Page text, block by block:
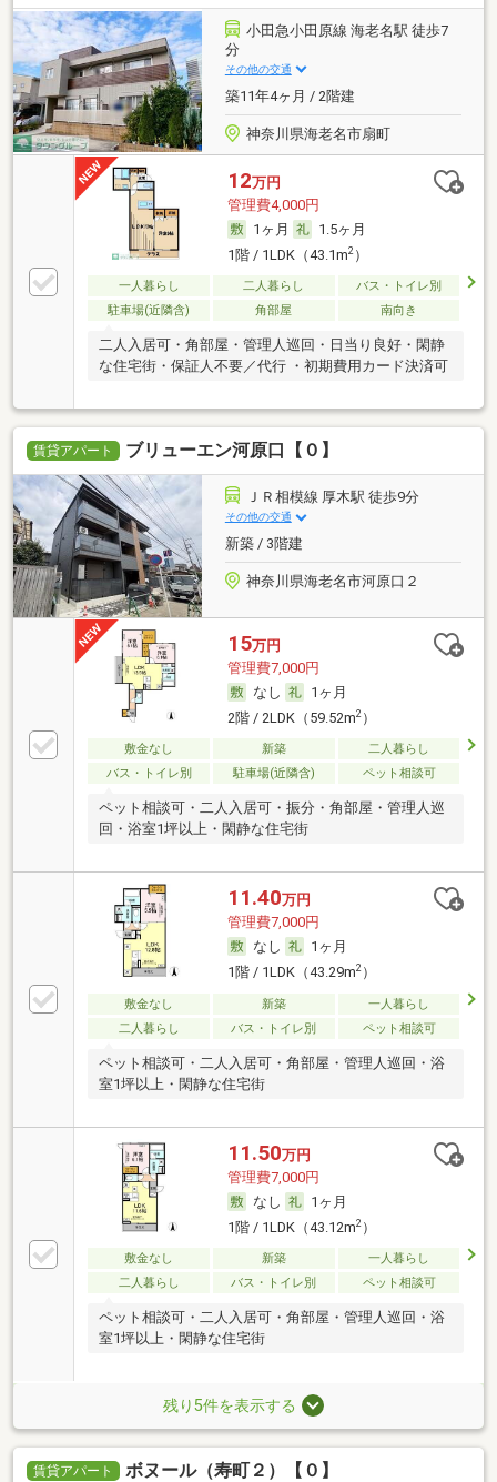
小田急小田原線 海老名駅 徒歩7
分
その他の交通
築11年4ヶ月 / 2階建
神奈川県海老名市扇町
12万円
管理費4,000円
1ヶ月
1.5ヶ月
1階 / 1LDK（43.1m2）
一人暮らし 二人暮らし
バス・トイレ別
駐車場(近隣含)
角部屋 南向き
二人入居可・角部屋・管理人巡回・日当り良好・閑静
な住宅街・保証人不要／代行 ・初期費用カード決済可
賃貸アパート ブリューエン河原口【０】
ＪＲ相模線 厚木駅 徒歩9分
その他の交通
新築 / 3階建
神奈川県海老名市河原口２
15万円
管理費7,000円
なし
1ヶ月
2階 / 2LDK（59.52m2）
敷金なし 新築
二人暮らし
バス・トイレ別
駐車場(近隣含) ペット相談可
ペット相談可・二人入居可・振分・角部屋・管理人巡
回・浴室1坪以上・閑静な住宅街
11.40万円
管理費7,000円
なし
1ヶ月
1階 / 1LDK（43.29m2）
敷金なし 新築
一人暮らし
二人暮らし
バス・トイレ別 ペット相談可
ペット相談可・二人入居可・角部屋・管理人巡回・浴
室1坪以上・閑静な住宅街
11.50万円
管理費7,000円
なし
1ヶ月
1階 / 1LDK（43.12m2）
敷金なし 新築
一人暮らし
二人暮らし
バス・トイレ別 ペット相談可
ペット相談可・二人入居可・角部屋・管理人巡回・浴
室1坪以上・閑静な住宅街
残り5件を表示する
賃貸アパート ボヌール（寿町２）【０】